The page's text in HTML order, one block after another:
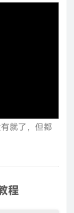
就了，但都
程